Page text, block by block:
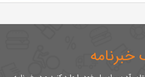
خبرنامه